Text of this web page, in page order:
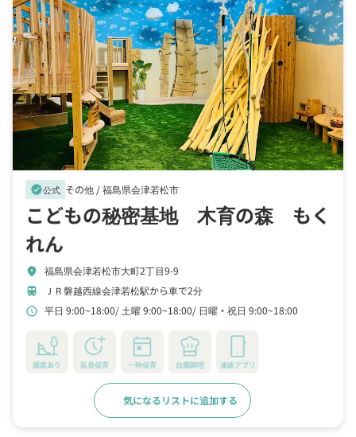
verified公式 その他 /福島県会津若松市
こどもの秘密基地 木育の森 もく
れん
location_on 福島県会津若松市大町2丁目9-9
train ＪＲ磐越西線会津若松駅から車で2分
schedule 平日 9:00~18:00 土曜 9:00~18:00 日曜・祝日 9:00~18:00
園庭あり 延長保育 一時保育 自園調理 連絡アプリ
気になるリストに追加する